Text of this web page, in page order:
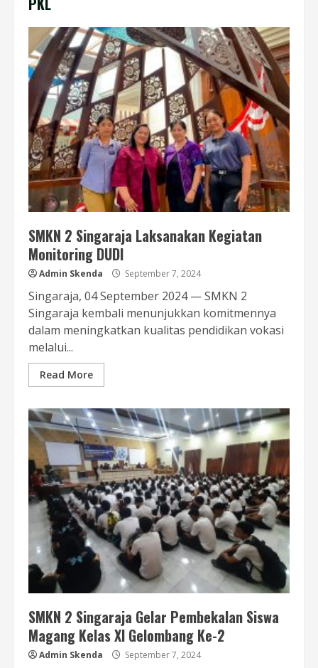
SMKN 2 Singaraja Laksanakan Kegiatan
Monitoring DUDI
Admin Skenda September 7, 2024
Singaraja, 04 September 2024 — SMKN 2
Singaraja kembali menunjukkan komitmennya
dalam meningkatkan kualitas pendidikan vokasi
melalui...
Read More
SMKN 2 Singaraja Gelar Pembekalan Siswa
Magang Kelas XI Gelombang Ke-2
Admin Skenda September 7, 2024